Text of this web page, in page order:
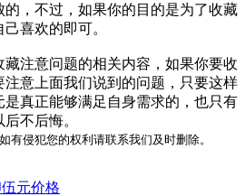
，不过，如果你的目的是为了收藏
喜欢的即可。
注意问题的相关内容，如果你要收
意上面我们说到的问题，只要这样
真正能够满足自身需求的，也只有
不后悔。
有侵犯您的权利请联系我们及时删除。
元价格